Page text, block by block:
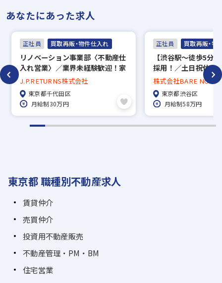
あなたにあった求人
正社員 買取再販・物件仕入れ
リノベーション事業部〈不動産仕
入れ営業〉／業界未経験歓迎！家
賃手当6万円・年間休日124日◎
J.P.RETURNS株式会社
東京都千代田区
月給制30万円
正社員 買取再販・物
【渋谷駅～徒歩5分
採用！／土日祝休み
上／転勤なし／フレ
制／土日祝休み／自
テルの用地や建物仕
いただきます！
株式会社BARE NOTE
東京都渋谷区
月給制58万円
東京都 職種別不動産求人
賃貸仲介
売買仲介
投資用不動産販売
不動産管理・PM・BM
住宅営業